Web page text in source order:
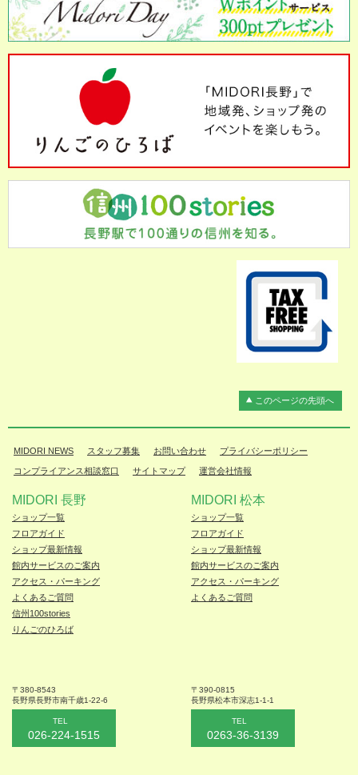
このページの先頭へ
MIDORI NEWS スタッフ募集 お問い合わせ プライバシーポリシー
コンプライアンス相談窓口 サイトマップ 運営会社情報
MIDORI 長野
ショップ一覧
フロアガイド
ショップ最新情報
館内サービスのご案内
アクセス・パーキング
よくあるご質問
信州100stories
りんごのひろば
〒380-8543
長野県長野市南千歳1-22-6
TEL
026-224-1515
MIDORI 松本
ショップ一覧
フロアガイド
ショップ最新情報
館内サービスのご案内
アクセス・パーキング
よくあるご質問
〒390-0815
長野県松本市深志1-1-1
TEL
0263-36-3139